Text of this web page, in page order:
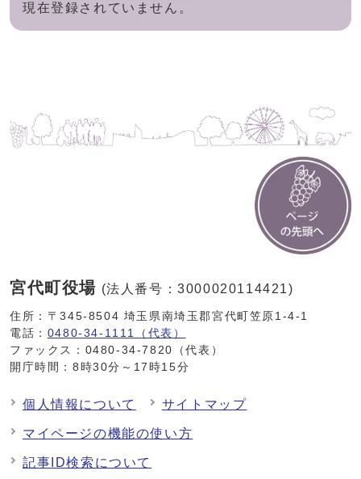
現在登録されていません。
宮代町役場 (法人番号：3000020114421)
住所：〒345-8504 埼玉県南埼玉郡宮代町笠原1-4-1
電話： 0480-34-1111（代表）
ファックス：0480-34-7820（代表）
開庁時間：8時30分～17時15分
個人情報について サイトマップ
マイページの機能の使い方
記事ID検索について